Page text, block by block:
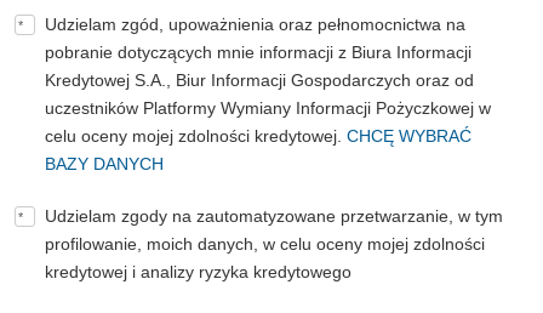
Udzielam zgód, upoważnienia oraz pełnomocnictwa na
pobranie dotyczących mnie informacji z Biura Informacji
Kredytowej S.A., Biur Informacji Gospodarczych oraz od
uczestników Platformy Wymiany Informacji Pożyczkowej w
celu oceny mojej zdolności kredytowej. CHCĘ WYBRAĆ
BAZY DANYCH
Udzielam zgody na zautomatyzowane przetwarzanie, w tym
profilowanie, moich danych, w celu oceny mojej zdolności
kredytowej i analizy ryzyka kredytowego